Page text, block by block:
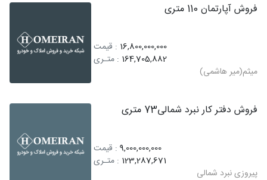
فروش آپارتمان 110 متری
16,800,000,000 : قیمت
164,705,882 : متـری
میثم(میر هاشمی)
فروش دفتر کار نبرد شمالی73 متری
9,000,000,000 : قیمت
123,287,671 : متـری
پیروزی نبرد شمالی